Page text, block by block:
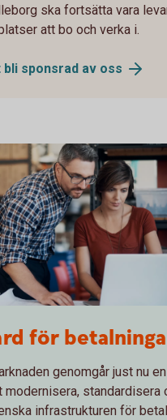
ska fortsätta vara
att bo och verka i.
sponsrad av oss
för
genomgår just nu
standardisera
infrastrukturen för